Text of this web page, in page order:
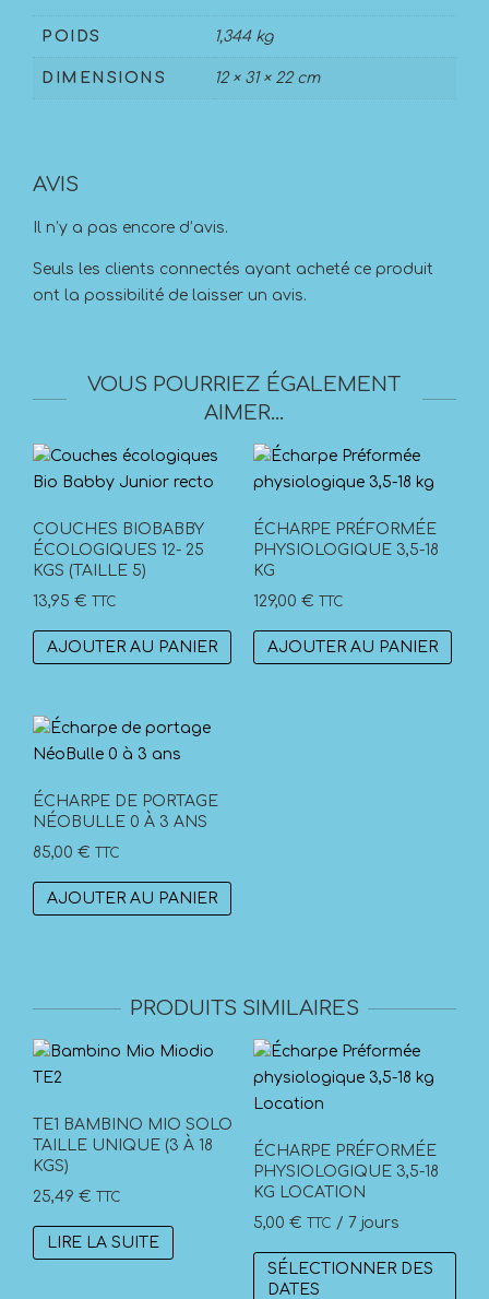
POIDS 1,344 kg
DIMENSIONS 12 × 31 × 22 cm
AVIS
Il n’y a pas encore d’avis.
Seuls les clients connectés ayant acheté ce produit
ont la possibilité de laisser un avis.
VOUS POURRIEZ ÉGALEMENT
AIMER…
COUCHES BIOBABBY
ÉCOLOGIQUES 12- 25
KGS (TAILLE 5)
13,95 € TTC
AJOUTER AU PANIER
ÉCHARPE PRÉFORMÉE
PHYSIOLOGIQUE 3,5-18
KG
129,00 € TTC
AJOUTER AU PANIER
ÉCHARPE DE PORTAGE
NÉOBULLE 0 À 3 ANS
85,00 € TTC
AJOUTER AU PANIER
PRODUITS SIMILAIRES
TE1 BAMBINO MIO SOLO
TAILLE UNIQUE (3 À 18
KGS)
25,49 € TTC
LIRE LA SUITE
ÉCHARPE PRÉFORMÉE
PHYSIOLOGIQUE 3,5-18
KG LOCATION
5,00 € TTC / 7 jours
SÉLECTIONNER DES
DATES